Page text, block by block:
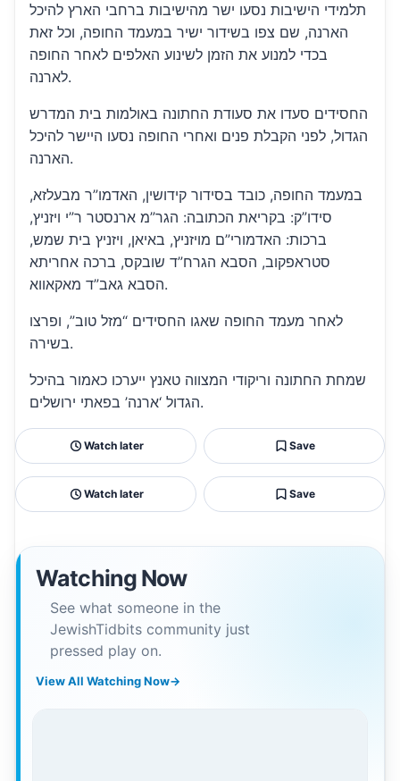
תלמידי הישיבות נסעו ישר מהישיבות ברחבי הארץ להיכל
הארנה, שם צפו בשידור ישיר במעמד החופה, וכל זאת
בכדי למנוע את הזמן לשינוע האלפים לאחר החופה
לארנה.
החסידים סעדו את סעודת החתונה באולמות בית המדרש
הגדול, לפני הקבלת פנים ואחרי החופה נסעו היישר להיכל
הארנה.
במעמד החופה, כובד בסידור קידושין, האדמו”ר מבעלזא,
סידו”ק: בקריאת הכתובה: הגר”מ ארנסטר ר”י ויזניץ,
ברכות: האדמורי”ם מויזניץ, באיאן, ויזניץ בית שמש,
סטראפקוב, הסבא הגרח”ד שובקס, ברכה אחריתא
הסבא גאב”ד מאקאווא.
לאחר מעמד החופה שאגו החסידים “מזל טוב”, ופרצו
בשירה.
שמחת החתונה וריקודי המצווה טאנץ ייערכו כאמור בהיכל
הגדול ‘ארנה’ בפאתי ירושלים.
Watch later Save
Watch later Save
Watching Now
See what someone in the
JewishTidbits community just
pressed play on.
View All Watching Now→